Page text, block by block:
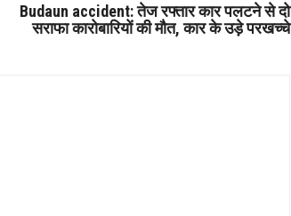
Budaun accident: तेज रफ्तार कार पलटने से दो
सराफा कारोबारियों की मौत, कार के उड़े परखच्चे